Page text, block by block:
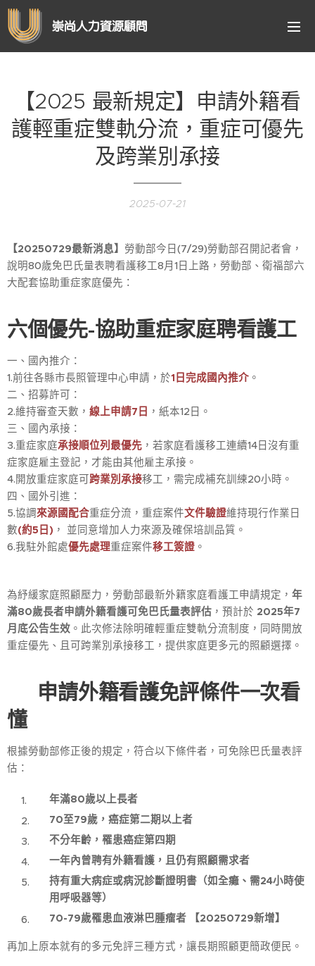
崇尚人力資源顧問
【2025 最新規定】申請外籍看
護輕重症雙軌分流，重症可優先
及跨業別承接
2025-07-21
【20250729最新消息】 勞動部今日(7/29)勞動部召開記者會，
說明80歲免巴氏量表聘看護移工8月1日上路，勞動部、衛福部六
大配套協助重症家庭優先：
六個優先-協助重症家庭聘看護工
一、國內推介：
1.前往各縣市長照管理中心申請，於1日完成國內推介 。
二、招募許可：
2.維持審查天數， 線上申請7日 ，紙本12日。
三、國內承接：
3.重症家庭承接順位列最優先 ，若家庭看護移工連續14日沒有重
症家庭雇主登記，才能由其他雇主承接。
4.開放重症家庭可跨業別承接移工，需完成補充訓練20小時。
四、國外引進：
5.協調來源國配合重症分流，重症案件文件驗證維持現行作業日
數(約5日) ， 並同意增加人力來源及確保培訓品質。
6.我駐外館處優先處理重症案件移工簽證 。
為紓緩家庭照顧壓力，勞動部最新外籍家庭看護工申請規定， 年
滿80歲長者申請外籍看護可免巴氏量表評估 ，預計於 2025年7
月底公告生效 。此次修法除明確輕重症雙軌分流制度，同時開放
重症優先、且可跨業別承接移工，提供家庭更多元的照顧選擇。
申請外籍看護免評條件一次看
懂
根據勞動部修正後的規定，符合以下條件者，可免除巴氏量表評
估：
年滿80歲以上長者
70至79歲，癌症第二期以上者
不分年齡，罹患癌症第四期
一年內曾聘有外籍看護，且仍有照顧需求者
持有重大病症或病況診斷證明書（如全癱、需24小時使
用呼吸器等）
70-79歲罹患血液淋巴腫瘤者
【20250729新增】
再加上原本就有的多元免評三種方式，讓長期照顧更簡政便民。